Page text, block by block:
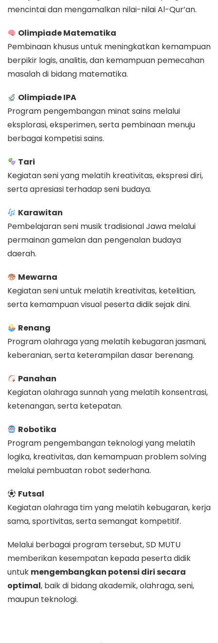
mencintai dan mengamalkan nilai-nilai Al-Qur’an.
Olimpiade Matematika
Pembinaan khusus untuk meningkatkan kemampuan
berpikir logis, analitis, dan kemampuan pemecahan
masalah di bidang matematika.
Olimpiade IPA
Program pengembangan minat sains melalui
eksplorasi, eksperimen, serta pembinaan menuju
berbagai kompetisi sains.
Tari
Kegiatan seni yang melatih kreativitas, ekspresi diri,
serta apresiasi terhadap seni budaya.
Karawitan
Pembelajaran seni musik tradisional Jawa melalui
permainan gamelan dan pengenalan budaya
daerah.
Mewarna
Kegiatan seni untuk melatih kreativitas, ketelitian,
serta kemampuan visual peserta didik sejak dini.
Renang
Program olahraga yang melatih kebugaran jasmani,
keberanian, serta keterampilan dasar berenang.
Panahan
Kegiatan olahraga sunnah yang melatih konsentrasi,
ketenangan, serta ketepatan.
Robotika
Program pengembangan teknologi yang melatih
logika, kreativitas, dan kemampuan problem solving
melalui pembuatan robot sederhana.
Futsal
Kegiatan olahraga tim yang melatih kebugaran, kerja
sama, sportivitas, serta semangat kompetitif.
Melalui berbagai program tersebut, SD MUTU
memberikan kesempatan kepada peserta didik
untuk mengembangkan potensi diri secara
optimal, baik di bidang akademik, olahraga, seni,
maupun teknologi.